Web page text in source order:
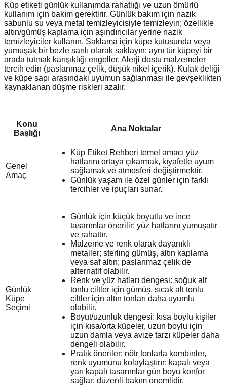
Küp etiketi günlük kullanımda rahatlığı ve uzun ömürlü
kullanım için bakım gerektirir. Günlük bakım için nazik
sabunlu su veya metal temizleyicisiyle temizleyin; özellikle
altın/gümüş kaplama için aşındırıcılar yerine nazik
temizleyiciler kullanın. Saklama için küpe kutusunda veya
yumuşak bir bezle sarılı olarak saklayın; aynı tür küpeyi bir
arada tutmak karışıklığı engeller. Alerji dostu malzemeler
tercih edin (paslanmaz çelik, düşük nikel içerik). Kulak deliği
ve küpe sapı arasındaki uyumun sağlanması ile gevşeklikten
kaynaklanan düşme riskleri azalır.
Konu
Başlığı
Ana Noktalar
Genel
Amaç
Küp Etiket Rehberi temel amacı yüz
hatlarını ortaya çıkarmak, kıyafetle uyum
sağlamak ve atmosferi değiştirmektir.
Günlük yaşam ile özel günler için farklı
tercihler ve ipuçları sunar.
Günlük
Küpe
Seçimi
Günlük için küçük boyutlu ve ince
tasarımlar önerilir; yüz hatlarını yumuşatır
ve rahattır.
Malzeme ve renk olarak dayanıklı
metaller; sterling gümüş, altın kaplama
veya saf altın; paslanmaz çelik de
alternatif olabilir.
Renk ve yüz hatları dengesi: soğuk alt
tonlu ciltler için gümüş, sıcak alt tonlu
ciltler için altın tonları daha uyumlu
olabilir.
Boyut/uzunluk dengesi: kısa boylu kişiler
için kısa/orta küpeler, uzun boylu için
uzun damla veya avize tarzı küpeler daha
dengeli olabilir.
Pratik öneriler: nötr tonlarla kombinler,
renk uyumunu kolaylaştırır; kapalı veya
yarı kapalı tasarımlar gün boyu konfor
sağlar; düzenli bakım önemlidir.